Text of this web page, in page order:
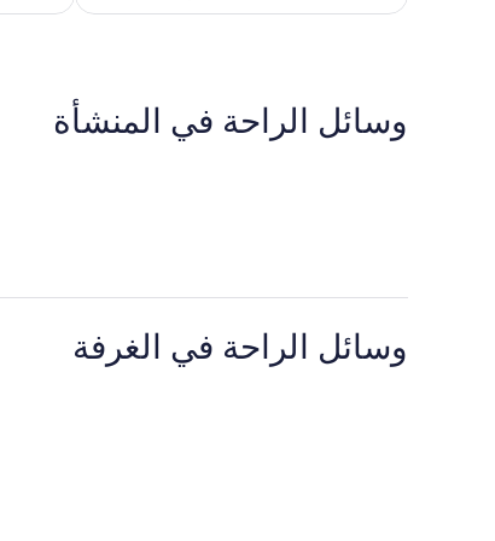
289
وسائل الراحة في المنشأة
وسائل الراحة في الغرفة